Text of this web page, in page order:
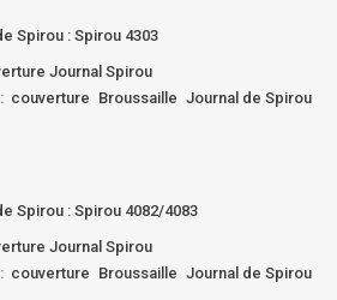
Spirou : Spirou 4303
Journal Spirou
couverture Broussaille Journal de Spirou
Spirou : Spirou 4082/4083
Journal Spirou
couverture Broussaille Journal de Spirou